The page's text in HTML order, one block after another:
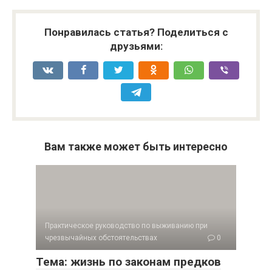
Понравилась статья? Поделиться с
друзьями:
Вам также может быть интересно
Практическое руководство по выживанию при
чрезвычайных обстоятельствах
0
Тема: жизнь по законам предков